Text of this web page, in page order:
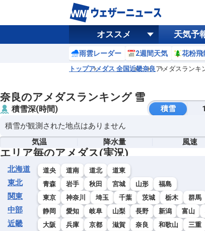
オススメ 天気予
雨雲レーダー 2週間天気 花粉飛
トップアメダス 全国近畿奈良アメダスランキ
奈良のアメダスランキング 雪
積雪深(時間) 積雪
積雪が観測された地点はありません
気温
降水量 風速
エリア毎のアメダス(実況)
北海道 道央 道南 道北 道東
東北 青森 岩手 秋田 宮城 山形 福島
関東 東京 神奈川 埼玉 千葉 茨城 栃木 群馬
中部 静岡 愛知 岐阜 山梨 長野 新潟 富山
近畿 大阪 兵庫 京都 滋賀 奈良 和歌山 三重